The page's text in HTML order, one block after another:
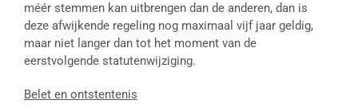
méér stemmen kan uitbrengen dan de anderen, dan is
deze afwijkende regeling nog maximaal vijf jaar geldig,
maar niet langer dan tot het moment van de
eerstvolgende statutenwijziging.
Belet en ontstentenis